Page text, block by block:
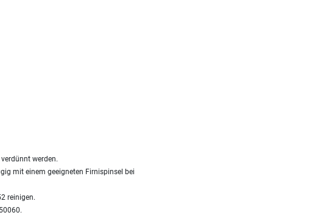
werden.
mit einem geeigneten Firnispinsel bei
reinigen.